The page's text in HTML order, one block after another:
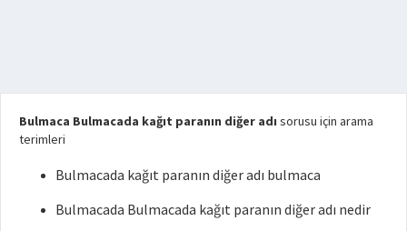
Bulmaca Bulmacada kağıt paranın diğer adı sorusu için arama
terimleri
Bulmacada kağıt paranın diğer adı bulmaca
Bulmacada Bulmacada kağıt paranın diğer adı nedir